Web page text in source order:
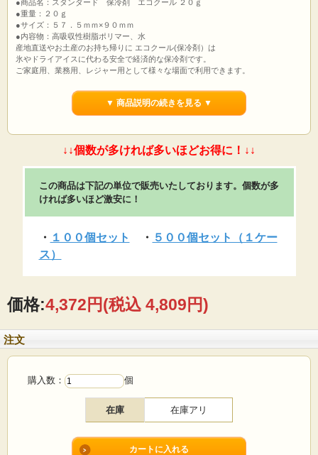
●商品名：スタンダード 保冷剤 エコクール ２０ｇ
●重量：２０ｇ
●サイズ：５７．５ｍｍ×９０ｍｍ
●内容物：高吸収性樹脂ポリマー、水
産地直送やお土産のお持ち帰りに エコクール(保冷剤）は
氷やドライアイスに代わる安全で経済的な保冷剤です。
ご家庭用、業務用、レジャー用として様々な場面で利用できます。
肉や生ハム、ケーキ、和菓子、生酒・吟醸酒 などの
産地の直送便を低温維持したままお客様にお届けすることができます。
エコクールは安心の筑後物産 国産品・日本製です。
※アイスクリーム・冷凍食品には使用しないでください。
お持ち帰りが３０分なら１個、６０分なら２個というように、
持ち帰り時間、季節によって保冷剤の個数を調整するような使われ方が多いで
お土産物などの持ち帰りの場合、持ち帰り時間が長くなりますので、
この場合は保冷袋・発泡スチロールをお使いください。
季節・持ち帰り時間・商品によってグラム数を調整ください。
▼ 商品説明の続きを見る ▼
↓↓個数が多ければ多いほどお得に！↓↓
この商品は下記の単位で販売いたしております。個数が多
ければ多いほど激安に！
・ １００個セット ・ ５００個セット（１ケー
ス）
価格:4,372円(税込 4,809円)
注文
購入数： 個
在庫 在庫アリ